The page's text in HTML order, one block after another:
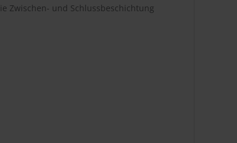
Zwischen- und Schlussbeschichtung